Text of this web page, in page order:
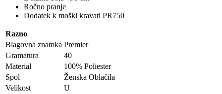
Ročno pranje
Dodatek k moški kravati PR750
Razno
Blagovna znamka Premier
Gramatura
40
Material
100% Poliester
Spol
Ženska Oblačila
Velikost
U